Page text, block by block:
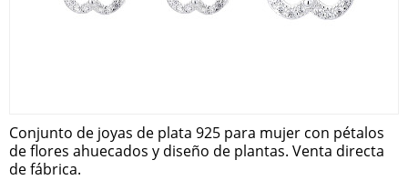
Conjunto de joyas de plata 925 para mujer con pétalos
de flores ahuecados y diseño de plantas. Venta directa
de fábrica.